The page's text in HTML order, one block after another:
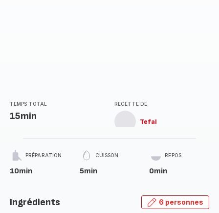
TEMPS TOTAL
15min
RECETTE DE
Tefal
PRÉPARATION
10min
CUISSON
5min
REPOS
0min
Ingrédients 6 personnes